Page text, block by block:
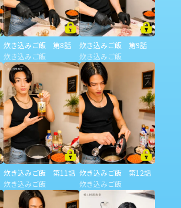
炊き込みご飯 第8話
炊き込みご飯
炊き込みご飯 第9話
炊き込みご飯
炊き込みご飯 第11話
炊き込みご飯
炊き込みご飯 第12話
炊き込みご飯